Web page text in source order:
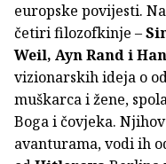
europske povijesti.
četiri filozofkinje –
Weil, Ayn Rand i
vizionarskih ideja o
muškarca i žene,
Boga i čovjeka.
avanturama, vodi ih